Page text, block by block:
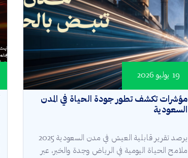
مؤشرات تكشف تطور جودة الحياة في المدن
السعودية
19 يوليو 2026
يرصد تقرير قابلية العيش في مدن السعودية 2025
ملامح الحياة اليومية في الرياض وجدة والخبر، عبر